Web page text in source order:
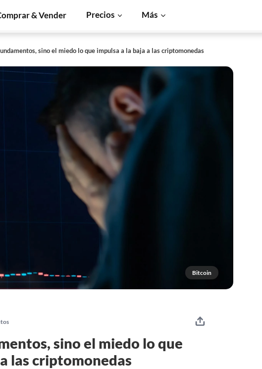
& Vender Precios Más
sino el miedo lo que impulsa a la baja a las criptomonedas
Bitcoin
sino el miedo lo que
las criptomonedas